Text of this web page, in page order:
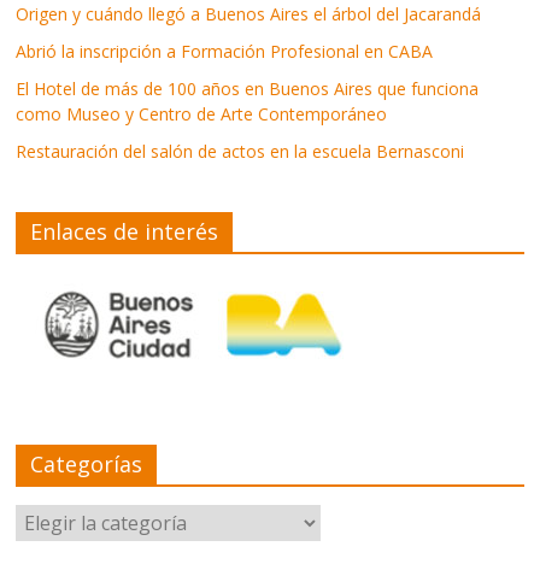
Origen y cuándo llegó a Buenos Aires el árbol del Jacarandá
Abrió la inscripción a Formación Profesional en CABA
El Hotel de más de 100 años en Buenos Aires que funciona
como Museo y Centro de Arte Contemporáneo
Restauración del salón de actos en la escuela Bernasconi
Enlaces de interés
Categorías
Categorías